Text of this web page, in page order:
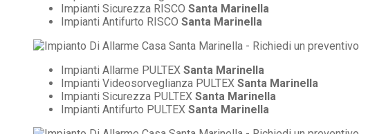
Impianti Sicurezza RISCO Santa Marinella
Impianti Antifurto RISCO Santa Marinella
Impianti Allarme PULTEX Santa Marinella
Impianti Videosorveglianza PULTEX Santa Marinella
Impianti Sicurezza PULTEX Santa Marinella
Impianti Antifurto PULTEX Santa Marinella